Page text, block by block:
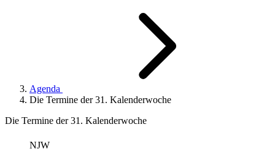
Agenda
Die Termine der 31. Kalenderwoche
Die Termine der 31. Kalenderwoche
NJW